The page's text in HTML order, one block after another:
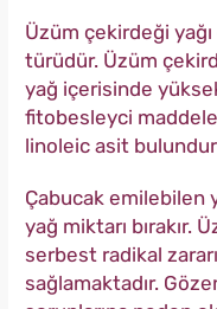
Üzüm çekirdeği
türüdür. Üzüm
yağ içerisinde
fitobesleyci
linoleic asit
Çabucak emilebilen
yağ miktarı bırakır.
serbest radikal
sağlamaktadır.